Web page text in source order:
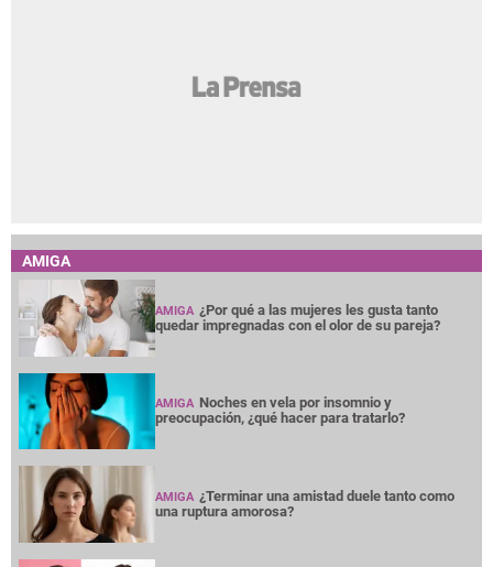
AMIGA
AMIGA ¿Por qué a las mujeres les gusta tanto
quedar impregnadas con el olor de su pareja?
AMIGA Noches en vela por insomnio y
preocupación, ¿qué hacer para tratarlo?
AMIGA ¿Terminar una amistad duele tanto como
una ruptura amorosa?